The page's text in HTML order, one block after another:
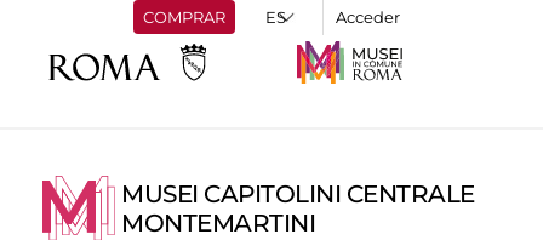
COMPRAR Acceder
MUSEI CAPITOLINI CENTRALE
MONTEMARTINI